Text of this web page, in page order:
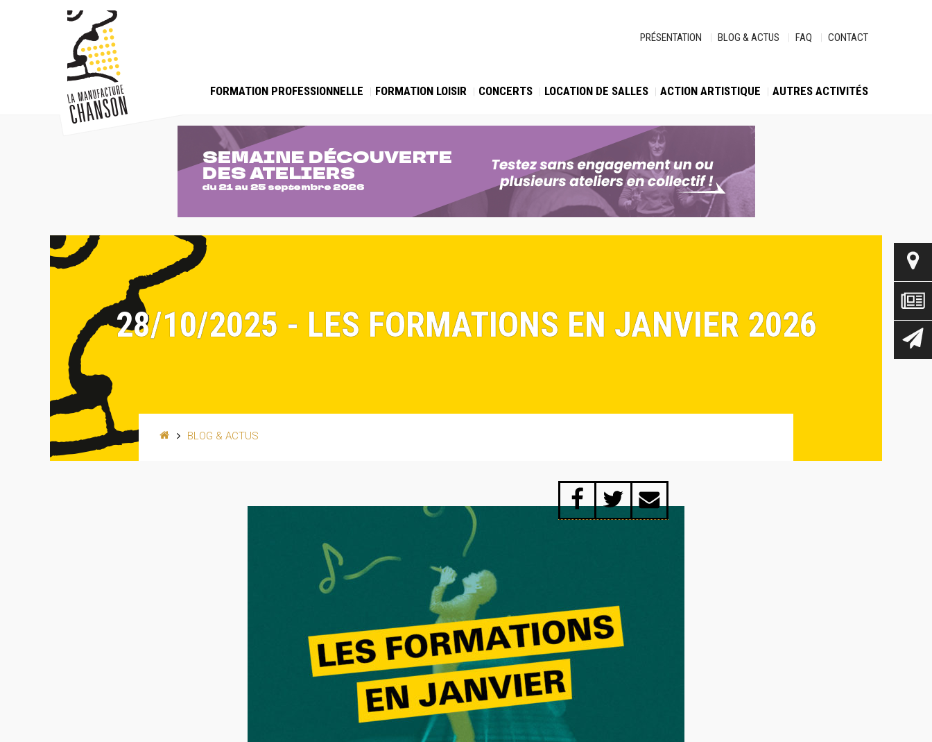
PRÉSENTATION BLOG & ACTUS FAQ CONTACT
FORMATION PROFESSIONNELLE FORMATION LOISIR CONCERTS LOCATION DE SALLES ACTION ARTISTIQUE AUTRES ACTIVITÉS
28/10/2025 - LES FORMATIONS EN JANVIER 2026
BLOG & ACTUS